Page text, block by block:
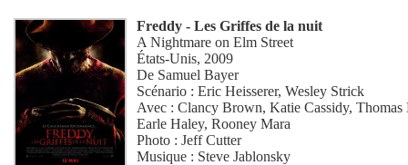
Freddy - Les Griffes de la nuit
A Nightmare on Elm Street
États-Unis, 2009
De Samuel Bayer
Scénario :Eric Heisserer,Wesley Strick
Avec :Clancy Brown,Katie Cassidy,Thomas
Earle Haley,Rooney Mara
Photo :Jeff Cutter
Musique : Steve Jablonsky